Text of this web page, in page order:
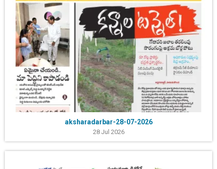
aksharadarbar-28-07-2026
28 Jul 2026